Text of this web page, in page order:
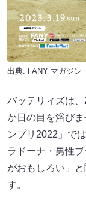
出典: FANY マガジン
バッテリィズは
か日の目を浴び
ンプリ2022」で
ラドーナ・男性
がおもしろい」
す。